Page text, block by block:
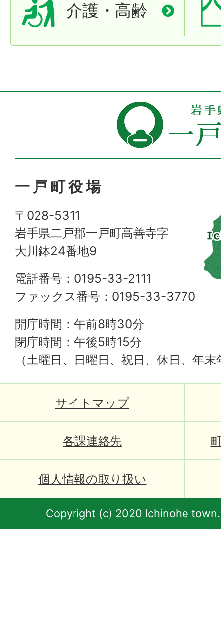
介護・高齢
一戸町役場
〒028-5311
岩手県二戸郡一戸町高善寺字
大川鉢24番地9
電話番号：0195-33-2111
ファックス番号：0195-33-3770
開庁時間：午前8時30分
閉庁時間：午後5時15分
（土曜日、日曜日、祝日、休日、年
サイトマップ
各課連絡先
個人情報の取り扱い
Copyright (c) 2020 Ichinohe